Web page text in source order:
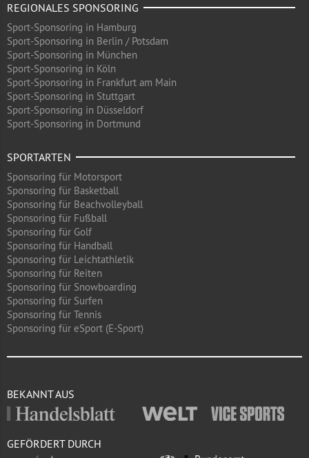
REGIONALES SPONSORING
Sport-Sponsoring in Hamburg
Sport-Sponsoring in Berlin / Potsdam
Sport-Sponsoring in München
Sport-Sponsoring in Köln
Sport-Sponsoring in Frankfurt am Main
Sport-Sponsoring in Stuttgart
Sport-Sponsoring in Düsseldorf
Sport-Sponsoring in Dortmund
SPORTARTEN
Sponsoring für Motorsport
Sponsoring für Basketball
Sponsoring für Beachvolleyball
Sponsoring für Fußball
Sponsoring für Golf
Sponsoring für Handball
Sponsoring für Leichtathletik
Sponsoring für Reiten
Sponsoring für Snowboarding
Sponsoring für Surfen
Sponsoring für Tennis
Sponsoring für eSport (E-Sport)
BEKANNT AUS
GEFÖRDERT DURCH